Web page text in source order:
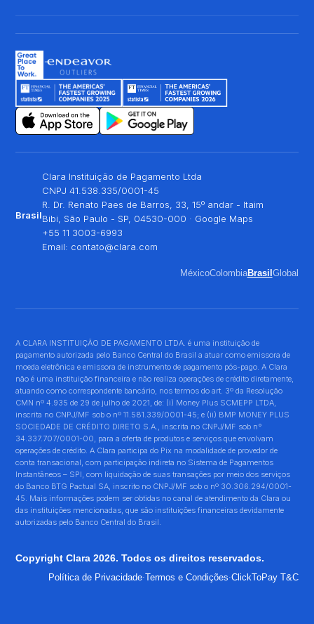
Brasil
Clara Instituição de Pagamento Ltda
CNPJ 41.538.335/0001-45
R. Dr. Renato Paes de Barros, 33, 15º andar - Itaim
Bibi, São Paulo - SP, 04530-000 · Google Maps
+55 11 3003-6993
Email: contato@clara.com
MéxicoColombiaBrasil Global
A CLARA INSTITUIÇÃO DE PAGAMENTO LTDA. é uma instituição de
pagamento autorizada pelo Banco Central do Brasil a atuar como emissora de
moeda eletrônica e emissora de instrumento de pagamento pós-pago. A Clara
não é uma instituição financeira e não realiza operações de crédito diretamente,
atuando como correspondente bancário, nos termos do art. 3º da Resolução
CMN nº 4.935 de 29 de julho de 2021, de: (i) Money Plus SCMEPP LTDA,
inscrita no CNPJ/MF sob o nº 11.581.339/0001-45; e (ii) BMP MONEY PLUS
SOCIEDADE DE CRÉDITO DIRETO S.A., inscrita no CNPJ/MF sob n°
34.337.707/0001-00, para a oferta de produtos e serviços que envolvam
operações de crédito. A Clara participa do Pix na modalidade de provedor de
conta transacional, com participação indireta no Sistema de Pagamentos
Instantâneos – SPI, com liquidação de suas transações por meio dos serviços
do Banco BTG Pactual SA, inscrito no CNPJ/MF sob o nº 30.306.294/0001-
45. Mais informações podem ser obtidas no canal de atendimento da Clara ou
das instituições mencionadas, que são instituições financeiras devidamente
autorizadas pelo Banco Central do Brasil.
Copyright Clara 2026. Todos os direitos reservados.
Política de Privacidade·Termos e Condições·ClickToPay T&C